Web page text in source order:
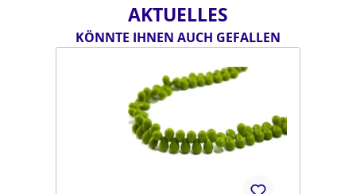
AKTUELLES
KÖNNTE IHNEN AUCH GEFALLEN